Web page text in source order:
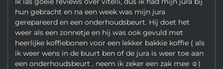
hun gebracht en na een week was mijn jura
gerepareerd en een onderhoudsbeurt. Hij doet het
weer als een zonnetje en hij was ook gevuld met
heerlijke koffiebonen voor een lekker bakkie koffie ( als
ik weer wens in de buurt ben of de jura is weer toe aan
een onderhoudsbeurt , neem ik zeker een zak mee ☺️)